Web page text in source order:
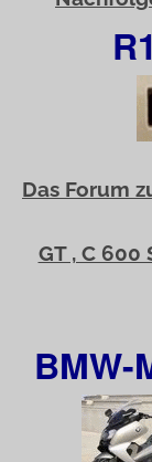
Das Forum
GT , C
BMW-